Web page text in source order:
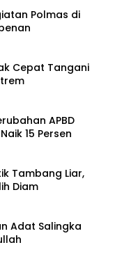
Polmas di
Cepat Tangani
APBD
15 Persen
Tambang Liar,
Diam
Adat Salingka